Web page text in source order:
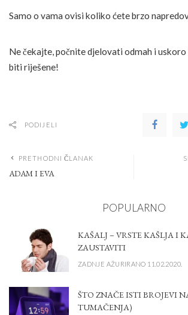
Samo o vama ovisi koliko ćete brzo
Ne čekajte, počnite djelovati odmah i
biti riješene!
PODIJELI
PRETHODNI ČLANAK
ADAM I EVA
POPULARNO
KAŠALJ – VRSTE KAŠLJA I
ZAUSTAVITI
ZADNJE AŽURIRANO 11.02.2020.
ŠTO ZNAČE ISTI BROJEVI
TUMAČENJA)